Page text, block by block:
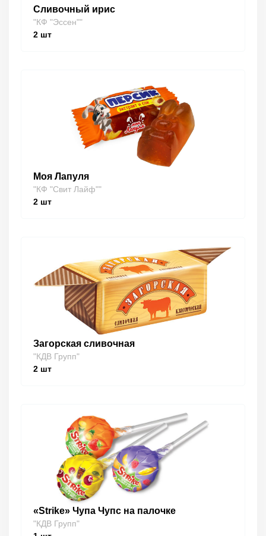
Сливочный ирис
"КФ "Эссен""
2 шт
Моя Лапуля
"КФ "Свит Лайф""
2 шт
Загорская сливочная
"КДВ Групп"
2 шт
«Strike» Чупа Чупс на палочке
"КДВ Групп"